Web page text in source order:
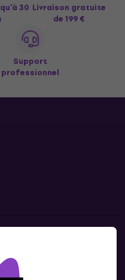
30 Livraison gratuite
de 199 €
Support
professionnel